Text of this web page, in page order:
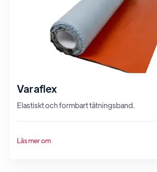
Varaflex
Elastiskt och formbart tätningsband.
Läs mer om